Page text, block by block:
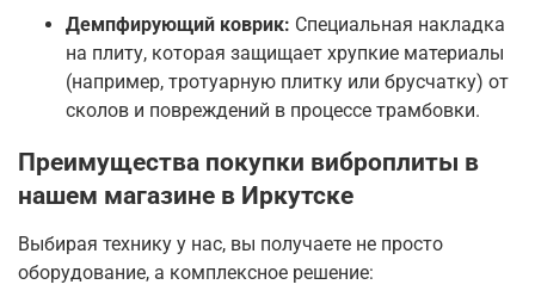
Демпфирующий коврик: Специальная накладка
на плиту, которая защищает хрупкие материалы
(например, тротуарную плитку или брусчатку) от
сколов и повреждений в процессе трамбовки.
Преимущества покупки виброплиты в
нашем магазине в Иркутске
Выбирая технику у нас, вы получаете не просто
оборудование, а комплексное решение: